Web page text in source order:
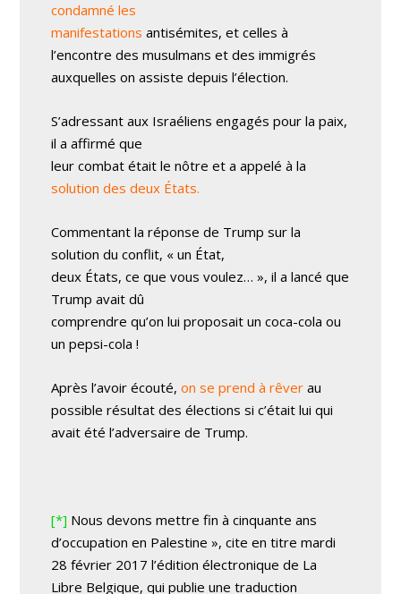
condamné les
manifestations antisémites, et celles à
l’encontre des musulmans et des immigrés
auxquelles on assiste depuis l’élection.
S’adressant aux Israéliens engagés pour la paix,
il a affirmé que
leur combat était le nôtre et a appelé à la
solution des deux États.
Commentant la réponse de Trump sur la
solution du conflit, « un État,
deux États, ce que vous voulez… », il a lancé que
Trump avait dû
comprendre qu’on lui proposait un coca-cola ou
un pepsi-cola !
Après l’avoir écouté,on se prend à rêver au
possible résultat des élections si c’était lui qui
avait été l’adversaire de Trump.
[*] Nous devons mettre fin à cinquante ans
d’occupation en Palestine », cite en titre mardi
28 février 2017 l’édition électronique de La
Libre Belgique, qui publie une traduction